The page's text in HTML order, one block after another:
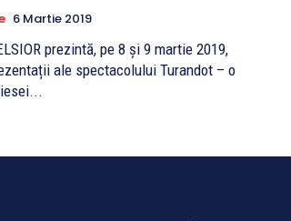
6 Martie 2019
prezintă, pe 8 și 9 martie 2019,
ale spectacolului Turandot – o